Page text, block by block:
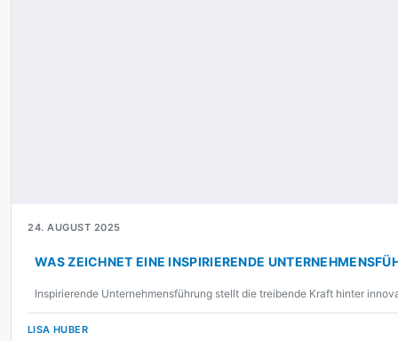
24. AUGUST 2025
WAS ZEICHNET EINE INSPIRIERENDE
Inspirierende Unternehmensführung stellt die treibende Kraft hinter
LISA HUBER